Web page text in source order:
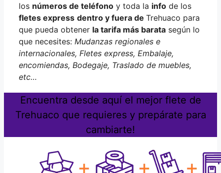
los números de teléfono y toda la info de los
fletes express dentro y fuera de Trehuaco para
que pueda obtener la tarifa más barata según lo
que necesites: Mudanzas regionales e
internacionales, Fletes express, Embalaje,
encomiendas, Bodegaje, Traslado de muebles,
etc…
Encuentra desde aquí el mejor flete de
Trehuaco que requieres y prepárate para
cambiarte!